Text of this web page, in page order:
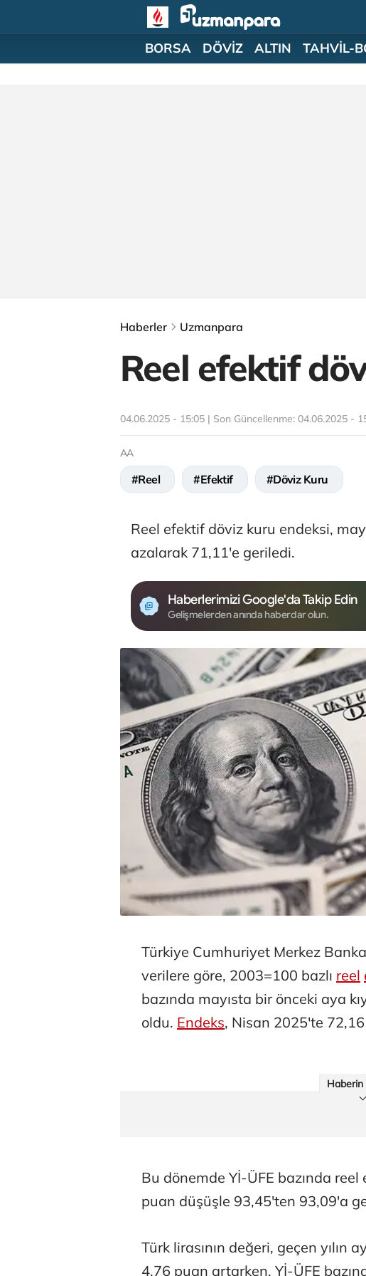
BORSA DÖVİZ ALTIN TAHVİL-
Haberler Uzmanpara
Reel efektif
04.06.2025 - 15:05 | Son Güncellenme: 04.06.2025 -
AA
#Reel #Efektif #Döviz Kuru
Reel efektif döviz kuru endeksi,
azalarak 71,11'e geriledi.
Haberlerimizi Google'da Takip Edin
Gelişmelerden anında haberdar olun.
Türkiye Cumhuriyet Merkez
verilere göre, 2003=100 bazlı reel
bazında mayısta bir önceki aya
oldu. Endeks, Nisan 2025'te
Haberin
Bu dönemde Yİ-ÜFE bazında reel
puan düşüşle 93,45'ten 93,09'a
Türk lirasının değeri, geçen yılın
4,76 puan artarken, Yİ-ÜFE